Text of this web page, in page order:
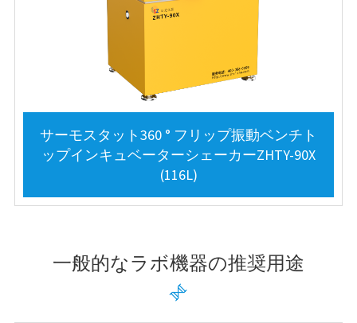
サーモスタット360 ° フリップ振動ベンチト
ップインキュベーターシェーカーZHTY-90X
(116L)
一般的なラボ機器の推奨用途
